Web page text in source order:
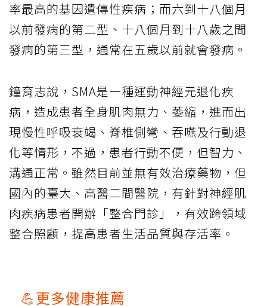
率最高的基因遺傳性疾病；而六到十八個月
以前發病的第二型、十八個月到十八歲之間
發病的第三型，通常在五歲以前就會發病。
鐘育志說，SMA是一種運動神經元退化疾
病，造成患者全身肌肉無力、萎縮，進而出
現慢性呼吸衰竭、脊椎側彎、吞嚥及行動退
化等情形，不過，患者行動不便，但智力、
溝通正常。雖然目前並無有效治療藥物，但
國內的臺大、高醫二間醫院，有針對神經肌
肉疾病患者開辦「整合門診」，有效跨領域
整合照顧，提高患者生活品質與存活率。
💪更多健康推薦